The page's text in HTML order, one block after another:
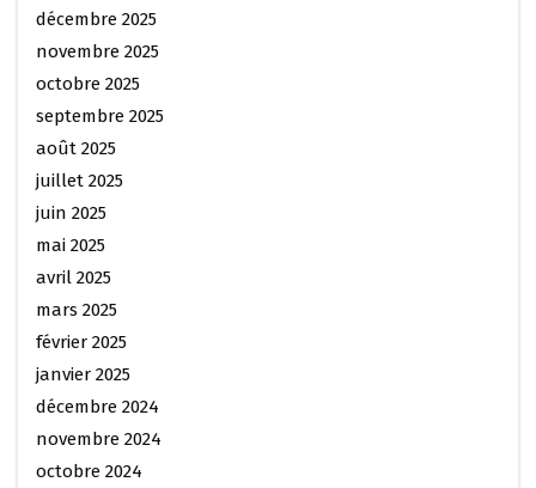
décembre 2025
novembre 2025
octobre 2025
septembre 2025
août 2025
juillet 2025
juin 2025
mai 2025
avril 2025
mars 2025
février 2025
janvier 2025
décembre 2024
novembre 2024
octobre 2024